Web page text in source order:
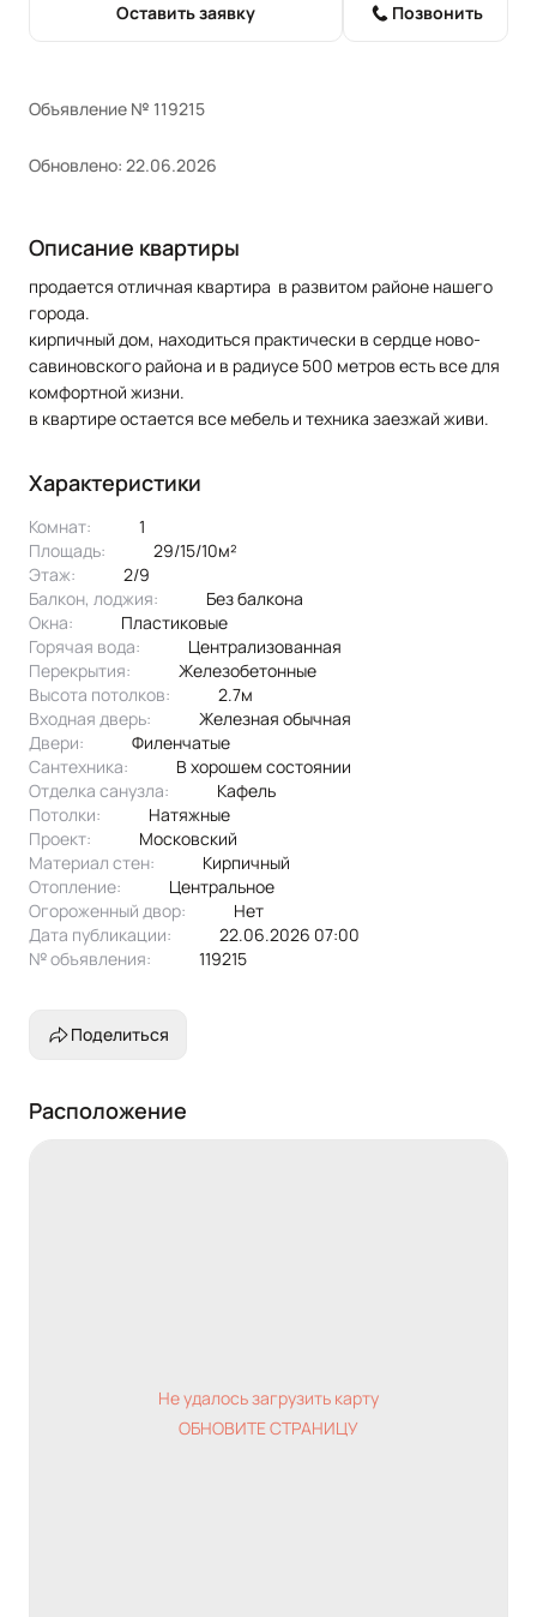
Оставить заявку Позвонить
Объявление № 119215
Обновлено: 22.06.2026
Описание квартиры
продается отличная квартира в развитом районе нашего
города.
кирпичный дом, находиться практически в сердце ново-
савиновского района и в радиусе 500 метров есть все для
комфортной жизни.
в квартире остается все мебель и техника заезжай живи.
Характеристики
Комнат:
1
Площадь:
29/15/10м²
Этаж:
2/9
Балкон, лоджия:
без балкона
Окна:
пластиковые
Горячая вода:
централизованная
Перекрытия:
железобетонные
Высота потолков:
2.7м
Входная дверь:
Железная обычная
Двери:
филенчатые
Сантехника:
в хорошем состоянии
Отделка санузла:
кафель
Потолки:
натяжные
Проект:
московский
Материал стен:
Кирпичный
Отопление:
центральное
Огороженный двор:
Нет
Дата публикации:
22.06.2026 07:00
№ объявления:
119215
Поделиться
Расположение
Не удалось загрузить карту
ОБНОВИТЕ СТРАНИЦУ